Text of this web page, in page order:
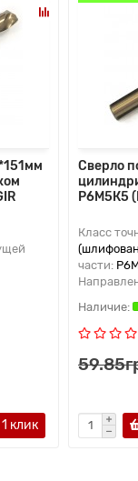
клик
Сверло
Р6М5К5
Класс
части: